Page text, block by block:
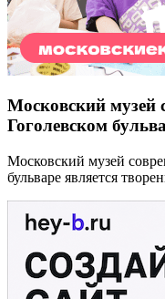
Московский музей
Гоголевском
Московский музей
бульваре является